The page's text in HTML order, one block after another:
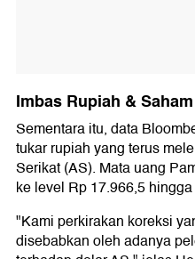
Imbas Rupiah &
Sementara itu, data
tukar rupiah yang terus
Serikat (AS). Mata uang
ke level Rp 17.966,5
"Kami perkirakan koreksi
disebabkan oleh adanya